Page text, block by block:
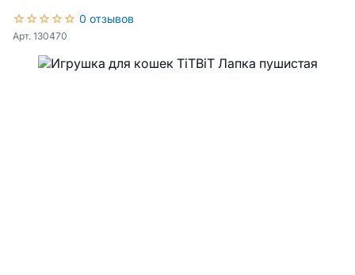
0 отзывов
Арт. 130470